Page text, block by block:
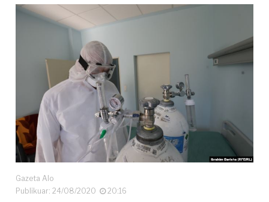
Gazeta Alo
Publikuar: 24/08/2020
20:16